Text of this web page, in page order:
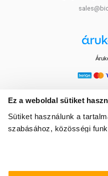
Ez a weboldal sütiket
Sütiket használunk a
szabásához, közösségi
média-, hirdető- és